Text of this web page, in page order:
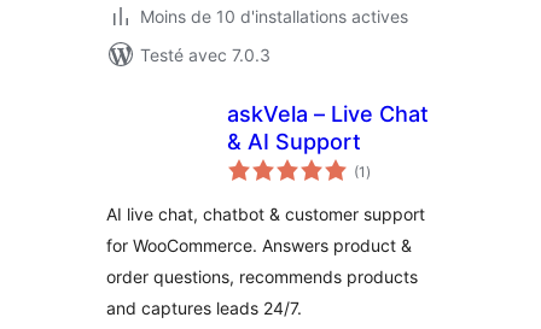
Moins de 10 d'installations actives
Testé avec 7.0.3
askVela – Live Chat
& AI Support
(1 notes
en
)
AI live chat, chatbot & customer support
for WooCommerce. Answers product &
order questions, recommends products
and captures leads 24/7.